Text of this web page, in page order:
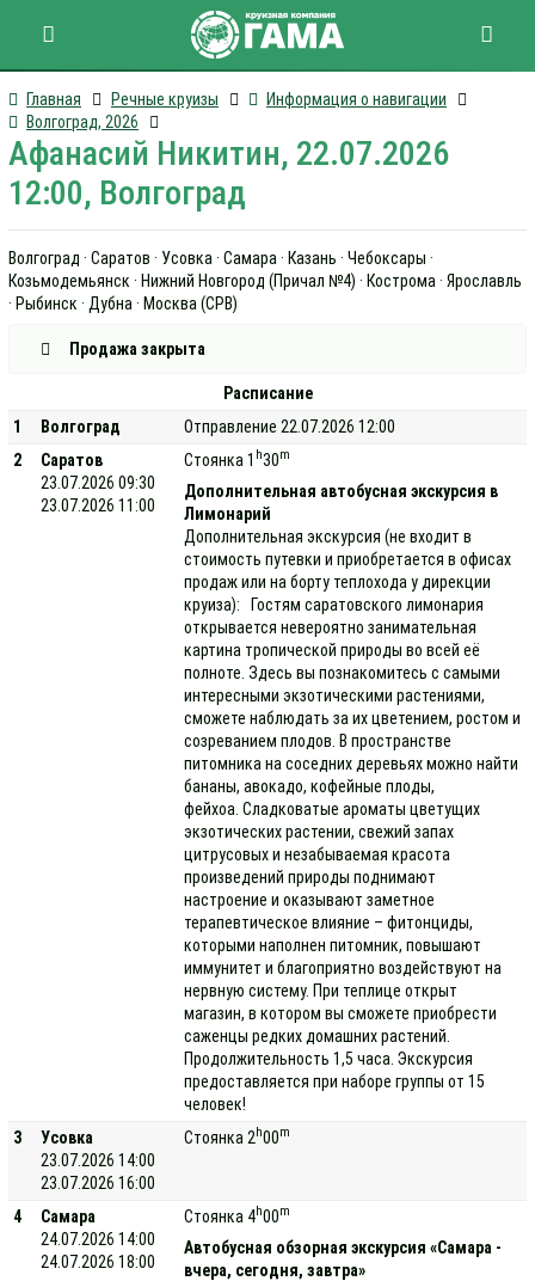
Главная Речные круизы
Информация о навигации
Волгоград, 2026
Афанасий Никитин, 22.07.2026
12:00, Волгоград
Волгоград · Саратов · Усовка · Самара · Казань · Чебоксары ·
Козьмодемьянск · Нижний Новгород (Причал №4) · Кострома · Ярославль
· Рыбинск · Дубна · Москва (СРВ)
Продажа закрыта
Расписание
1
Волгоград
Отправление 22.07.2026 12:00
2
Саратов
23.07.2026 09:30
23.07.2026 11:00
Стоянка 1 h30m
Дополнительная автобусная экскурсия в
Лимонарий
Дополнительная экскурсия (не входит в
стоимость путевки и приобретается в офисах
продаж или на борту теплохода у дирекции
круиза): Гостям саратовского лимонария
открывается невероятно занимательная
картина тропической природы во всей её
полноте. Здесь вы познакомитесь с самыми
интересными экзотическими растениями,
сможете наблюдать за их цветением, ростом и
созреванием плодов. В пространстве
питомника на соседних деревьях можно найти
бананы, авокадо, кофейные плоды,
фейхоа. Сладковатые ароматы цветущих
экзотических растении, свежий запах
цитрусовых и незабываемая красота
произведений природы поднимают
настроение и оказывают заметное
терапевтическое влияние – фитонциды,
которыми наполнен питомник, повышают
иммунитет и благоприятно воздействуют на
нервную систему. При теплице открыт
магазин, в котором вы сможете приобрести
саженцы редких домашних растений.
Продолжительность 1,5 часа. Экскурсия
предоставляется при наборе группы от 15
человек!
3
Усовка
23.07.2026 14:00
23.07.2026 16:00
Стоянка 2 h00m
4
Самара
24.07.2026 14:00
24.07.2026 18:00
Стоянка 4h00m
Автобусная обзорная экскурсия «Самара -
вчера, сегодня, завтра»